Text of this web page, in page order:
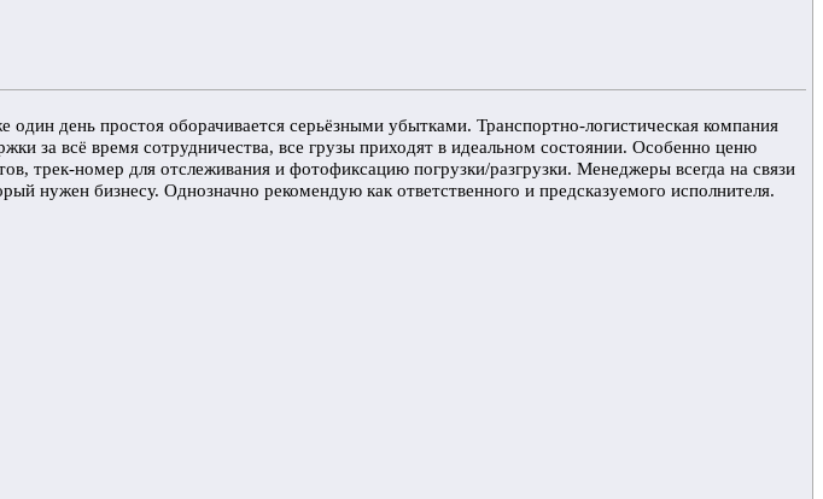
день простоя оборачивается серьёзными убытками. Транспортно-логистическая компания
за всё время сотрудничества, все грузы приходят в идеальном состоянии. Особенно ценю
трек‑номер для отслеживания и фотофиксацию погрузки/разгрузки. Менеджеры всегда на связи
нужен бизнесу. Однозначно рекомендую как ответственного и предсказуемого исполнителя.